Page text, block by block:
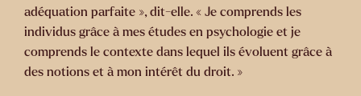
adéquation parfaite », dit-elle. « Je comprends les
individus grâce à mes études en psychologie et je
comprends le contexte dans lequel ils évoluent grâce à
des notions et à mon intérêt du droit. »